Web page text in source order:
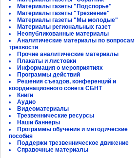
Материалы газеты "Подспорье"
Материалы газеты "Трезвение"
Материалы газеты "Мы молодые"
Материалы региональных газет
Неопубликованные материалы
Аналитические материалы по вопросам
трезвости
Прочие аналитические материалы
Плакаты и листовки
Информация о мероприятиях
Программы действий
Решения съездов, конференций и
координационного совета СБНТ
Книги
Аудио
Видеоматериалы
Трезвеннические ресурсы
Наши баннеры
Программы обучения и методические
пособия
Поддержи трезвенническое движение
Справочные материалы